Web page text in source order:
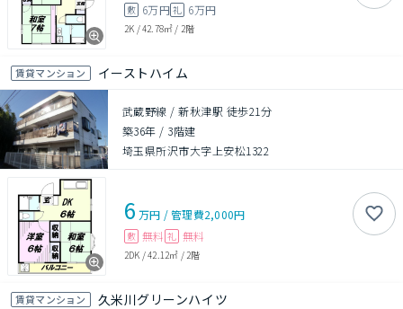
敷 6万円礼 6万円
2K /42.78㎡ / 2階
賃貸マンション イーストハイム
武蔵野線 / 新秋津駅 徒歩21分
築36年 / 3階建
埼玉県所沢市大字上安松1322
6 万円 /管理費2,000円
敷 無料 礼 無料
2DK /42.12㎡ / 2階
賃貸マンション 久米川グリーンハイツ